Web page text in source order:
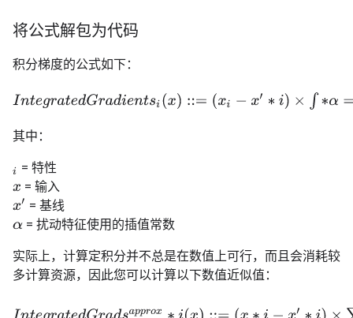
将公式解包为代码
积分梯度的公式如下：
Integr atedGradientsi(x)::=(x i−x′∗i)×∫ ∗α= ∂F( x′+α× (x x′ )) ∂x id
其中：
i = 特性
x = 输入
x′ = 基线
α= 扰动特征使用的插值常数
实际上，计算定积分并不总是在数值上可行，而且会消耗较
多计算资源，因此您可以计算以下数值近似值：
In e d a ds p ox∗i(x ( x i × = ∂F + ×(